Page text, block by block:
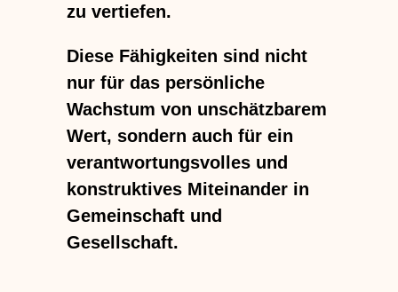
zu vertiefen.
Diese Fähigkeiten sind nicht
nur für das persönliche
Wachstum von unschätzbarem
Wert, sondern auch für ein
verantwortungsvolles und
konstruktives Miteinander in
Gemeinschaft und
Gesellschaft.